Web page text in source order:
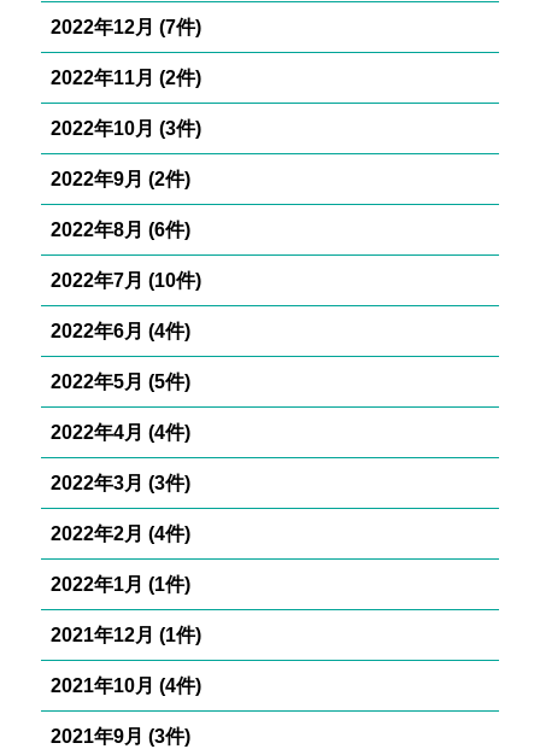
2022年12月 (7件)
2022年11月 (2件)
2022年10月 (3件)
2022年9月 (2件)
2022年8月 (6件)
2022年7月 (10件)
2022年6月 (4件)
2022年5月 (5件)
2022年4月 (4件)
2022年3月 (3件)
2022年2月 (4件)
2022年1月 (1件)
2021年12月 (1件)
2021年10月 (4件)
2021年9月 (3件)